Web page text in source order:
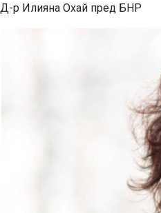
Д-р Илияна Охай пред БНР